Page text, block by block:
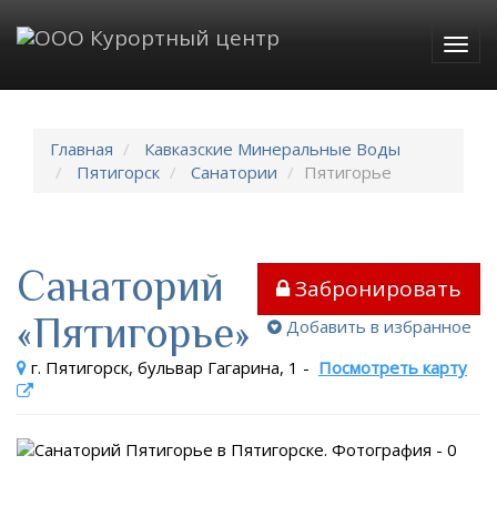
Главная
Кавказские Минеральные Воды
Пятигорск
Санатории Пятигорье
Забронировать
Добавить в избранное
Санаторий
«Пятигорье»
г. Пятигорск, бульвар Гагарина, 1 - Посмотреть карту